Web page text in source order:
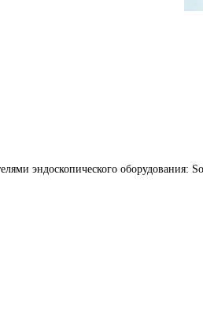
эндоскопического оборудования: